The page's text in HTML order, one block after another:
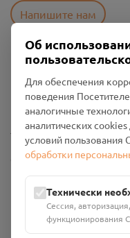
Напишите нам
Пользовательское
Политика
Промо-материалы
Настройки cookies
Общество с
Проект Помним»
ИНН: 6700029207 ОГРН:
Юридический адрес:
Руднянский, г. Рудня,
Номер счёта:
Об
Для обеспечения
поведения
аналогичные
аналитических
условий пользования
обработки
Технически
Сессия,
функционирования